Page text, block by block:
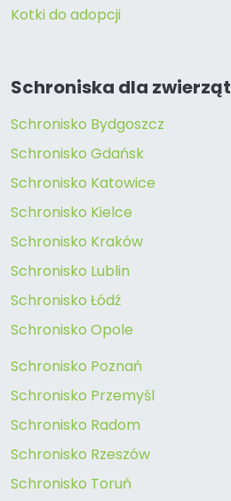
Kotki do adopcji
Schroniska dla zwierząt
Schronisko Bydgoszcz
Schronisko Gdańsk
Schronisko Katowice
Schronisko Kielce
Schronisko Kraków
Schronisko Lublin
Schronisko Łódź
Schronisko Opole
Schronisko Poznań
Schronisko Przemyśl
Schronisko Radom
Schronisko Rzeszów
Schronisko Toruń